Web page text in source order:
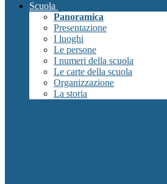
Scuola
Panoramica
Presentazione
I luoghi
Le persone
I numeri della scuola
Le carte della scuola
Organizzazione
La storia